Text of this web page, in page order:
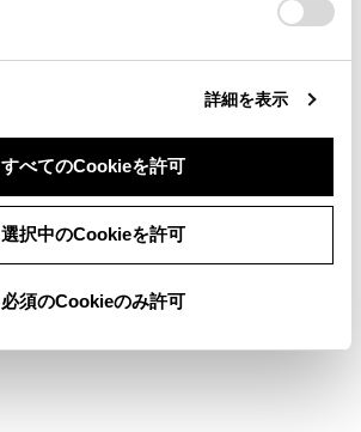
詳細を表示
すべてのCookieを許可
選択中のCookieを許可
必須のCookieのみ許可
用できない場合があります。
るページ
ついての留意事項
までお願いします。